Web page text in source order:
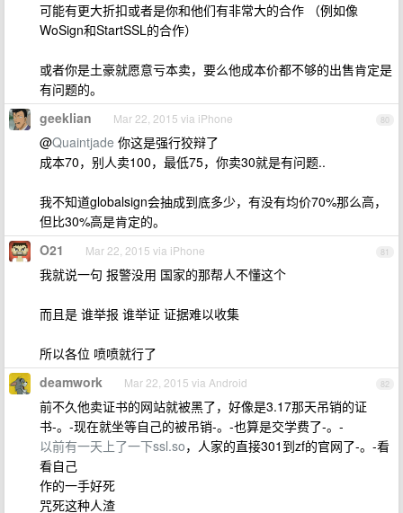
可能有更大折扣或者是你和他们有非常大的合作 （例如像
WoSign和StartSSL的合作）
或者你是土豪就愿意亏本卖，要么他成本价都不够的出售肯定是
有问题的。
80
geeklian Mar 22, 2015 via iPhone
@Quaintjade 你这是强行狡辩了
成本70，别人卖100，最低75，你卖30就是有问题..
我不知道globalsign会抽成到底多少，有没有均价70%那么高，
但比30%高是肯定的。
81
O21 Mar 22, 2015 via iPhone
我就说一句 报警没用 国家的那帮人不懂这个
而且是 谁举报 谁举证 证据难以收集
所以各位 喷喷就行了
82
deamwork Mar 22, 2015 via Android
前不久他卖证书的网站就被黑了，好像是3.17那天吊销的证
书-。-现在就坐等自己的被吊销-。-也算是交学费了-。-
以前有一天上了一下ssl.so，人家的直接301到zf的官网了-。-看
看自己
作的一手好死
咒死这种人渣